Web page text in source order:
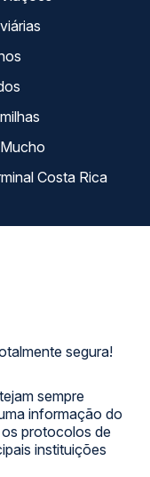
segura!
sempre
informação do
protocolos de
instituições
La terminal Costa Rica